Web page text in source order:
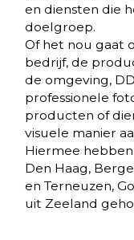
en diensten die
doelgroep.
Of het nou gaat
bedrijf, de
de omgeving,
professionele
producten of
visuele manier
Hiermee
Den Haag,
en Terneuzen,
uit Zeeland